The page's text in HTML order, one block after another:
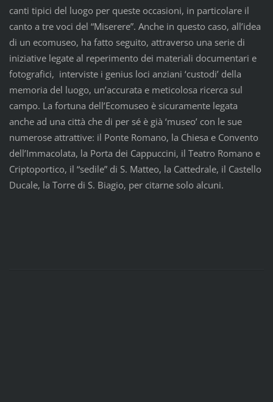
canti tipici del luogo per queste occasioni, in particolare il
canto a tre voci del “Miserere”. Anche in questo caso, all’idea
di un ecomuseo, ha fatto seguito, attraverso una serie di
iniziative legate al reperimento dei materiali documentari e
fotografici, interviste i genius loci anziani ‘custodi’ della
memoria del luogo, un’accurata e meticolosa ricerca sul
campo. La fortuna dell’Ecomuseo è sicuramente legata
anche ad una città che di per sé è già ‘museo’ con le sue
numerose attrattive: il Ponte Romano, la Chiesa e Convento
dell’Immacolata, la Porta dei Cappuccini, il Teatro Romano e
Criptoportico, il “sedile” di S. Matteo, la Cattedrale, il Castello
Ducale, la Torre di S. Biagio, per citarne solo alcuni.